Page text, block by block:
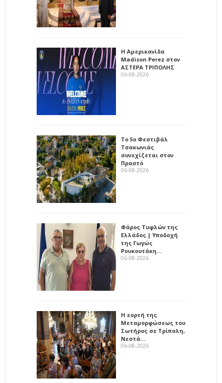
Η Αμερικανίδα
Madison Perez στον
ΑΣΤΕΡΑ ΤΡΙΠΟΛΗΣ
06-08-2026
Το 5ο Φεστιβάλ
Τσακωνιάς
συνεχίζεται στον
Πραστό
06-08-2026
Φάρος Τυφλών της
Ελλάδος | Υποδοχή
της Γωγώς
Ρουκουτάκη…
06-08-2026
Η εορτή της
Μεταμορφώσεως του
Σωτήρος σε Τρίπολη,
Νεστά…
06-08-2026